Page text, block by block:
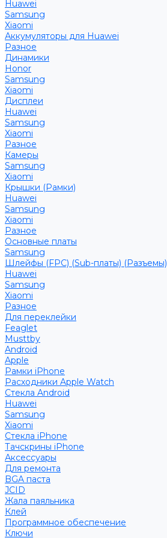
Huawei
Samsung
Xiaomi
Аккумуляторы для Huawei
Разное
Динамики
Honor
Samsung
Xiaomi
Дисплеи
Huawei
Samsung
Xiaomi
Разное
Камеры
Samsung
Xiaomi
Крышки (Рамки)
Huawei
Samsung
Xiaomi
Разное
Основные платы
Samsung
Шлейфы (FPC) (Sub-платы) (Разъемы)
Huawei
Samsung
Xiaomi
Разное
Для переклейки
Feaglet
Musttby
Android
Apple
Рамки iPhone
Расходники Apple Watch
Стекла Android
Huawei
Samsung
Xiaomi
Стекла iPhone
Тачскрины iPhone
Аксессуары
Для ремонта
BGA паста
JCID
Жала паяльника
Клей
Программное обеспечение
Ключи